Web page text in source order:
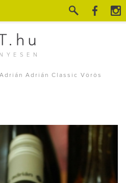
Adrián Classic Vörös